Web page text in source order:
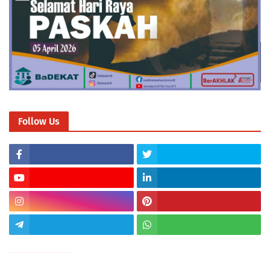
Follow Us